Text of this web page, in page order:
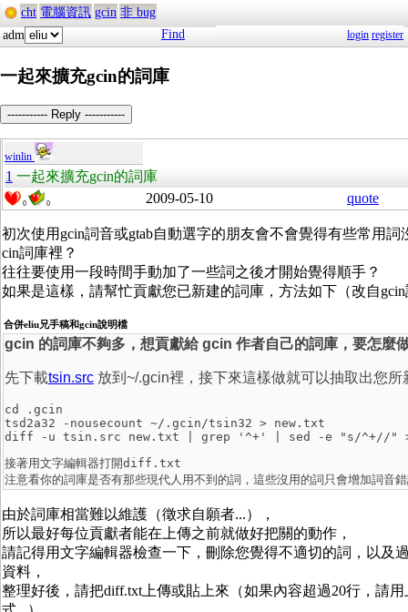
cht 電腦資訊 gcin 非 bug
adm
Find login register
一起來擴充gcin的詞庫
----------- Reply -----------
winlin
1 一起來擴充gcin的詞庫
0 0 2009-05-10 quote
初次使用gcin詞音或gtab自動選字的朋友會不會覺得有些常用詞
cin詞庫裡？
往往要使用一段時間手動加了一些詞之後才開始覺得順手？
如果是這樣，請幫忙貢獻您已新建的詞庫，方法如下（改自
合併eliu兄手稿和gcin說明檔
gcin 的詞庫不夠多，想貢獻給 gcin 作者自己的詞庫，要怎麼
先下載tsin.src 放到~/.gcin裡，接下來這樣做就可以抽取出您所
cd .gcin
tsd2a32 -nousecount ~/.gcin/tsin32 > new.txt
接著用文字編輯器打開diff.txt
由於詞庫相當難以維護（徵求自願者...），
所以最好每位貢獻者能在上傳之前就做好把關的動作，
請記得用文字編輯器檢查一下，刪除您覺得不適切的詞，以及
資料，
整理好後，請把diff.txt上傳或貼上來（如果內容超過20行，請